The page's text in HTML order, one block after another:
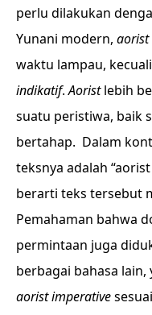
perlu dilakukan
Yunani modern, aorist
waktu lampau,
indikatif.Aoristlebih
suatu peristiwa, baik
bertahap. Dalam
teksnya adalah
berarti teks tersebut
Pemahaman bahwa
permintaan juga
berbagai bahasa
aorist imperative